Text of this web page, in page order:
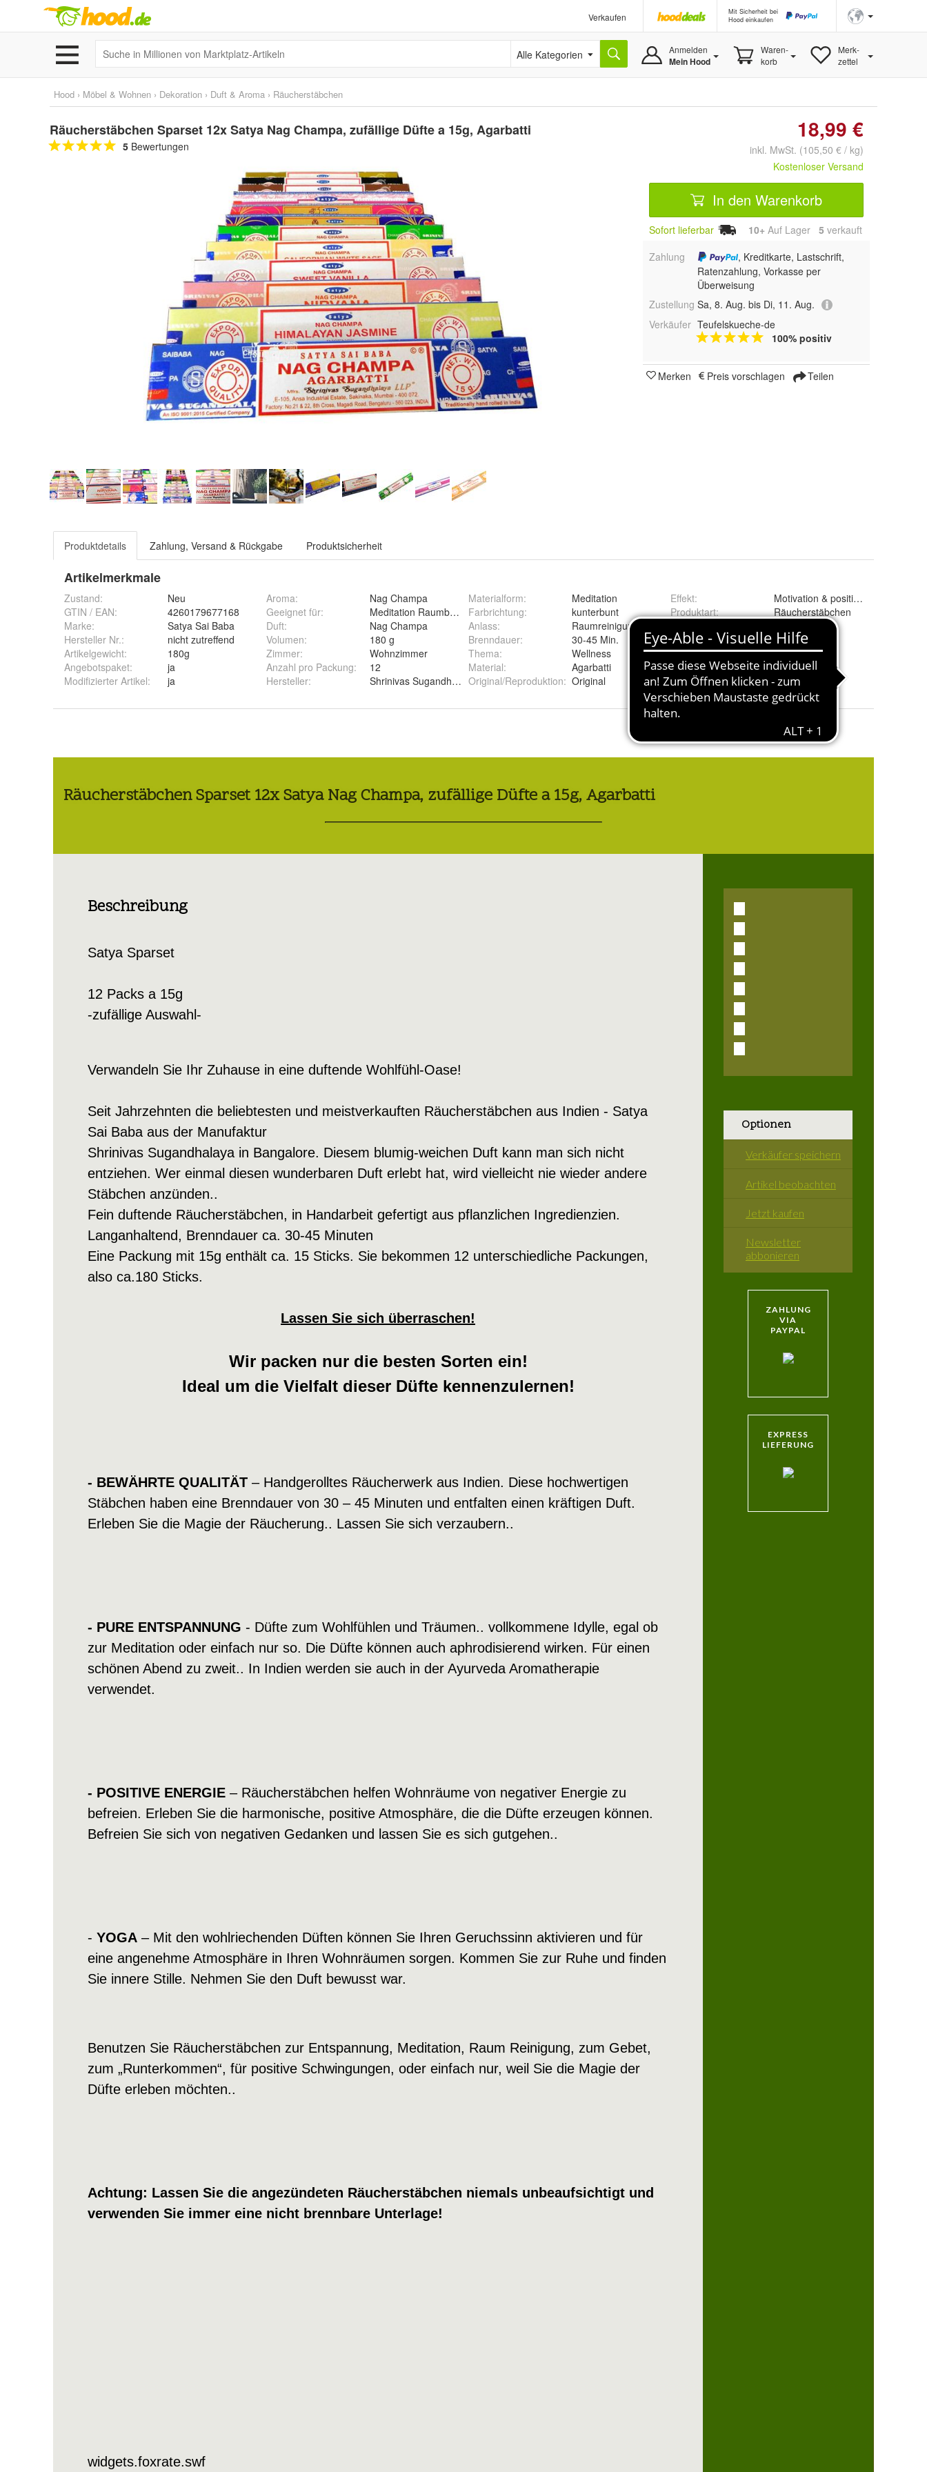
Verkaufen
Mit Sicherheit bei
Hood einkaufen
Alle Kategorien Anmelden
Mein Hood
Waren-
korb
Merk-
zettel
Hood › Möbel & Wohnen › Dekoration › Duft & Aroma › Räucherstäbchen
Räucherstäbchen Sparset 12x Satya Nag Champa, zufällige Düfte a 15g, Agarbatti
5 Bewertungen
18,99 €
inkl. MwSt. (105,50 € / kg)
Kostenloser Versand
In den Warenkorb
Sofort lieferbar 10+ Auf Lager 5 verkauft
Zahlung
, Kreditkarte, Lastschrift,
Ratenzahlung, Vorkasse per
Überweisung
Zustellung Sa, 8. Aug. bis Di, 11. Aug.
Verkäufer Teufelskueche-de
100% positiv
Merken Preis vorschlagen Teilen
Produktdetails Zahlung, Versand & Rückgabe Produktsicherheit
Artikelmerkmale
Zustand:
Neu
GTIN / EAN:
4260179677168
Marke:
Satya Sai Baba
Hersteller Nr.:
nicht zutreffend
Artikelgewicht:
180g
Angebotspaket:
ja
Modifizierter Artikel: ja
Aroma:
Nag Champa
Geeignet für:
Meditation Raumbeduftung
Duft:
Nag Champa
Volumen:
180 g
Zimmer:
Wohnzimmer
Anzahl pro Packung:
12
Hersteller: Shrinivas Sugandhalaya
Materialform:
Meditation
Farbrichtung:
kunterbunt
Anlass:
Raumreinigung
Brenndauer:
30-45 Min.
Thema:
Wellness
Material:
Agarbatti
Original/Reproduktion: Original
Effekt:
Motivation & positive Energie
Produktart:
Räucherstäbchen
-region: